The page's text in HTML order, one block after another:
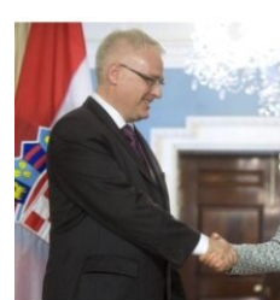
INFOGRAFIKE
KINA NA BALKANU
RSE PRIČE IZ SVIJETA
ISPRIČAJ MI
DNEVNO@RSE
SPECIJALI RSE
VIŠE OD NASLOVA
GENOCID U SREBRENICI
PRATITE NAS